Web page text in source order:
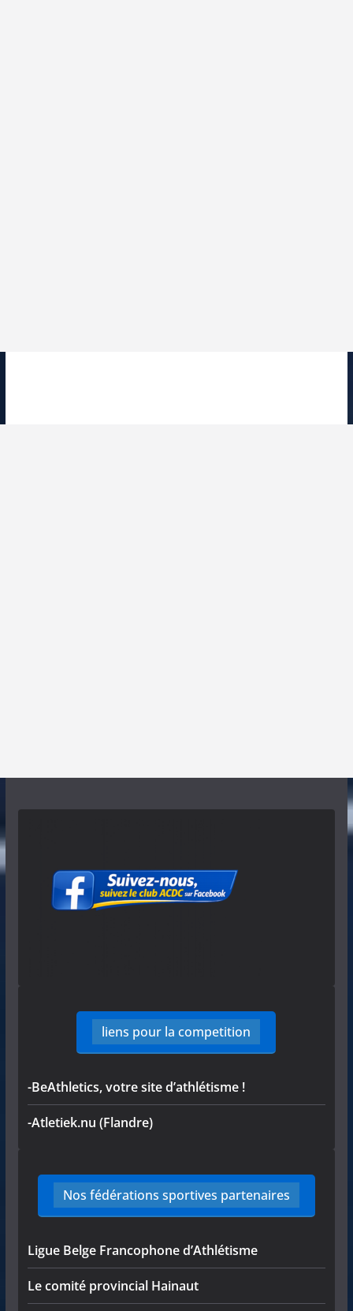
liens pour la competition
-BeAthletics, votre site d’athlétisme !
-Atletiek.nu (Flandre)
Nos fédérations sportives partenaires
Ligue Belge Francophone d’Athlétisme
Le comité provincial Hainaut